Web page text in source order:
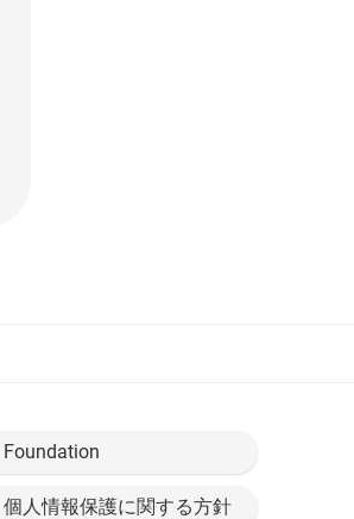
Foundation
個人情報保護に関する方針